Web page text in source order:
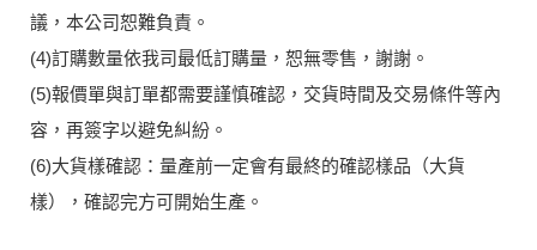
議，本公司恕難負責。
(4)訂購數量依我司最低訂購量，恕無零售，謝謝。
(5)報價單與訂單都需要謹慎確認，交貨時間及交易條件等內
容，再簽字以避免糾紛。
(6)大貨樣確認：量產前一定會有最終的確認樣品（大貨
樣），確認完方可開始生產。